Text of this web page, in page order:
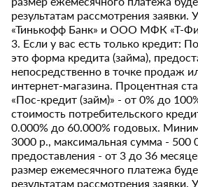
результатам рассмотрения заявки.
«Тинькофф Банк» и ООО МФК «Т-
3. Если у вас есть только кредит:
это форма кредита (займа),
непосредственно в точке продаж
интернет-магазина. Процентная
«Пос-кредит (займ)» - от 0% до
стоимость потребительского
0.000% до 60.000% годовых.
3000 р., максимальная сумма - 500
предоставления - от 3 до 36
размер ежемесячного платежа
результатам рассмотрения заявки.